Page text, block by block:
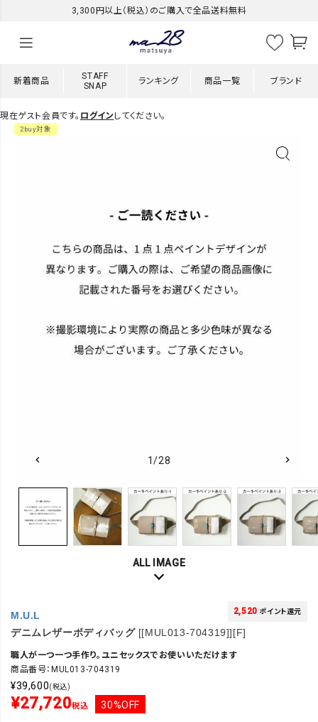
3,300円以上（税込）のご購入で全品送料無料
新着商品
STAFF
SNAP
ランキング 商品一覧 ブランド
現在ゲスト会員です。 ログインしてください。
2buy対象
1/28
ALL IMAGE
M.U.L
デニムレザーボディバッグ [[MUL013-704319]][F]
2,520 ポイント還元
職人が一つ一つ手作り。ユニセックスでお使いいただけます
商品番号：MUL013-704319
¥39,600(税込)
¥27,720税込 30%OFF